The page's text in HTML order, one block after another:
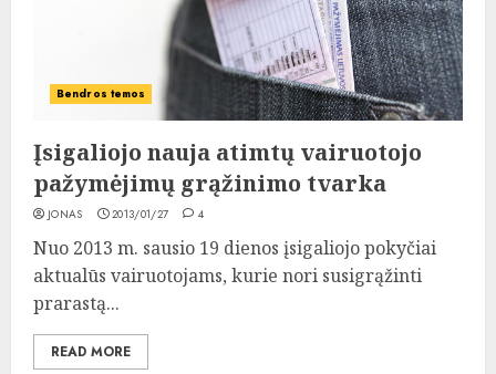
Bendros temos
Įsigaliojo nauja atimtų vairuotojo
pažymėjimų grąžinimo tvarka
JONAS 2013/01/27 4
Nuo 2013 m. sausio 19 dienos įsigaliojo pokyčiai
aktualūs vairuotojams, kurie nori susigrąžinti
prarastą...
READ MORE